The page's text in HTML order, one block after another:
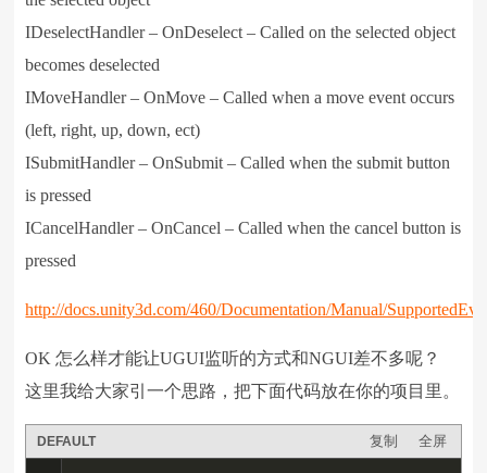
IDeselectHandler – OnDeselect – Called on the selected object
becomes deselected
IMoveHandler – OnMove – Called when a move event occurs
(left, right, up, down, ect)
ISubmitHandler – OnSubmit – Called when the submit button
is pressed
ICancelHandler – OnCancel – Called when the cancel button is
pressed
http://docs.unity3d.com/460/Documentation/Manual/
OK 怎么样才能让UGUI监听的方式和NGUI差不多呢？
这里我给大家引一个思路，把下面代码放在你的项目里。
DEFAULT 复制 全屏